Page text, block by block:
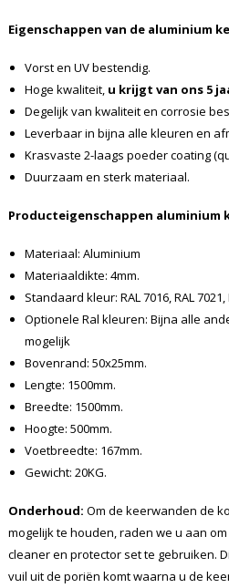
Eigenschappen van de aluminium
Vorst en UV bestendig.
Hoge kwaliteit, u krijgt van ons 5
Degelijk van kwaliteit en corrosie
Leverbaar in bijna alle kleuren en
Krasvaste 2-laags poeder coating
Duurzaam en sterk materiaal.
Producteigenschappen aluminium
Materiaal: Aluminium
Materiaaldikte: 4mm.
Standaard kleur: RAL 7016, RAL 7021,
Optionele Ral kleuren: Bijna alle
mogelijk
Bovenrand: 50x25mm.
Lengte: 1500mm.
Breedte: 1500mm.
Hoogte: 500mm.
Voetbreedte: 167mm.
Gewicht: 20KG.
Onderhoud: Om de keerwanden de
mogelijk te houden, raden we u aan
cleaner en protector set te gebruiken.
vuil uit de poriën komt waarna u de